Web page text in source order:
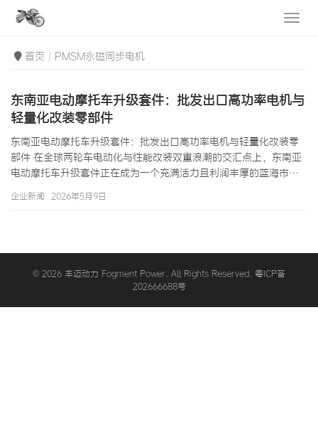
首页 PMSM永磁同步电机
东南亚电动摩托车升级套件：批发出口高功率电机与
轻量化改装零部件
东南亚电动摩托车升级套件：批发出口高功率电机与轻量化改装零
部件 在全球两轮车电动化与性能改装双重浪潮的交汇点上，东南亚
电动摩托车升级套件正在成为一个充满活力且利润丰厚的蓝海市
求、越南年轻群体的速度情结、以及菲律宾商用三轮车电动化带来
作为专注东南亚电动摩托车升级套件出口领域的专业供应商，我们
构建了从350W入门级动力提…
企业新闻 2026年5月9日
© 2026 丰迈动力 Fogment Power. All Rights Reserved. 粤ICP备
202666688号